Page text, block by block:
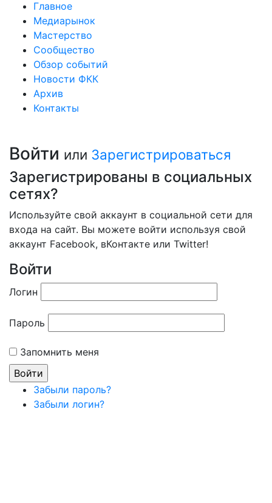
Главное
Медиарынок
Мастерство
Сообщество
Обзор событий
Новости ФКК
Архив
Контакты
Войти или Зарегистрироваться
Зарегистрированы в социальных
сетях?
Используйте свой аккаунт в социальной сети для
входа на сайт. Вы можете войти используя свой
аккаунт Facebook, вКонтакте или Twitter!
Войти
Логин
Пароль
Запомнить меня
Забыли пароль?
Забыли логин?